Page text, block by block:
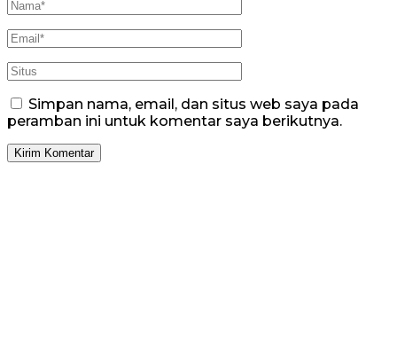
Simpan nama, email, dan situs web saya pada
peramban ini untuk komentar saya berikutnya.